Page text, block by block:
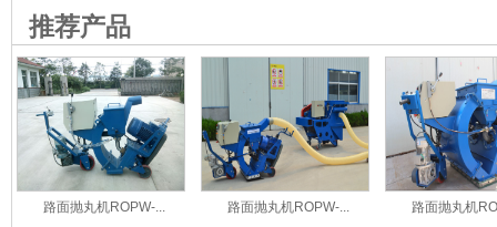
推荐产品
路面抛丸机ROPW-... 路面抛丸机ROPW-... 路面抛丸机